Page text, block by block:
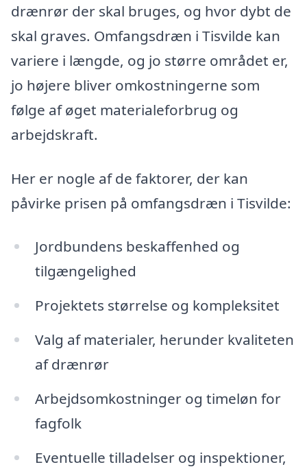
drænrør der skal bruges, og hvor dybt de
skal graves. Omfangsdræn i Tisvilde kan
variere i længde, og jo større området er,
jo højere bliver omkostningerne som
følge af øget materialeforbrug og
arbejdskraft.
Her er nogle af de faktorer, der kan
påvirke prisen på omfangsdræn i Tisvilde:
Jordbundens beskaffenhed og
tilgængelighed
Projektets størrelse og kompleksitet
Valg af materialer, herunder kvaliteten
af drænrør
Arbejdsomkostninger og timeløn for
fagfolk
Eventuelle tilladelser og inspektioner,